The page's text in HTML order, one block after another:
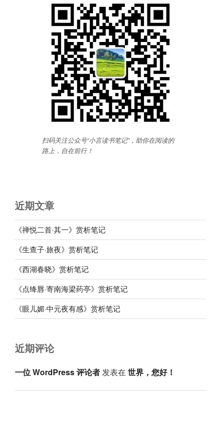
扫码关注公众号“小言读书笔记”，助你在阅读的
路上，自在前行！
近期文章
《禅悦二首·其一》赏析笔记
《生查子·旅夜》赏析笔记
《西湖春晓》赏析笔记
《点绛唇·寄南海梁药亭》赏析笔记
《眼儿媚·中元夜有感》赏析笔记
近期评论
一位 WordPress 评论者发表在 世界，您好！